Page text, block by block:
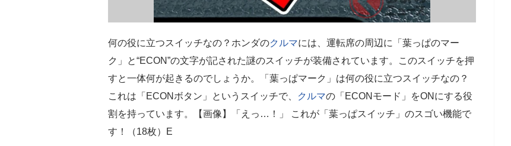
何の役に立つスイッチなの？ホンダのクルマには、運転席の周辺に「葉っぱのマー
ク」と“ECON”の文字が記された謎のスイッチが装備されています。このスイッチを押
すと一体何が起きるのでしょうか。「葉っぱマーク」は何の役に立つスイッチなの？
これは「ECONボタン」というスイッチで、
クルマの「ECONモード」をONにする役
割を持っています。【画像】「えっ…！」 これが「葉っぱスイッチ」のスゴい機能で
す！（18枚）E